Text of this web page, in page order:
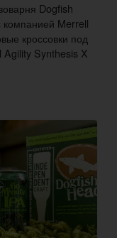
Dogfish
компанией Merrell
кроссовки под
Agility Synthesis X